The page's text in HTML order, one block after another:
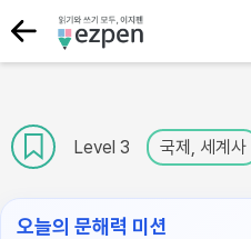
Level 3 국제, 세계사
오늘의 문해력 미션